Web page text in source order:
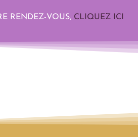
RENDEZ-VOUS, CLIQUEZ ICI